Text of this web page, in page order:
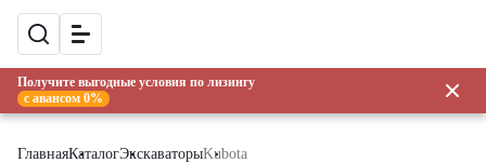
Получите выгодные условия по лизингу
с авансом 0%
ГлавнаяКаталогЭкскаваторыKubota